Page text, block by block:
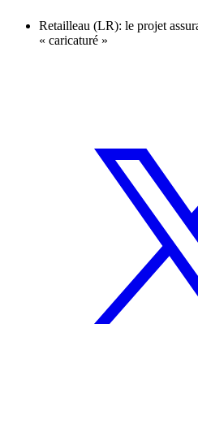
Retailleau (LR): le projet
« caricaturé »